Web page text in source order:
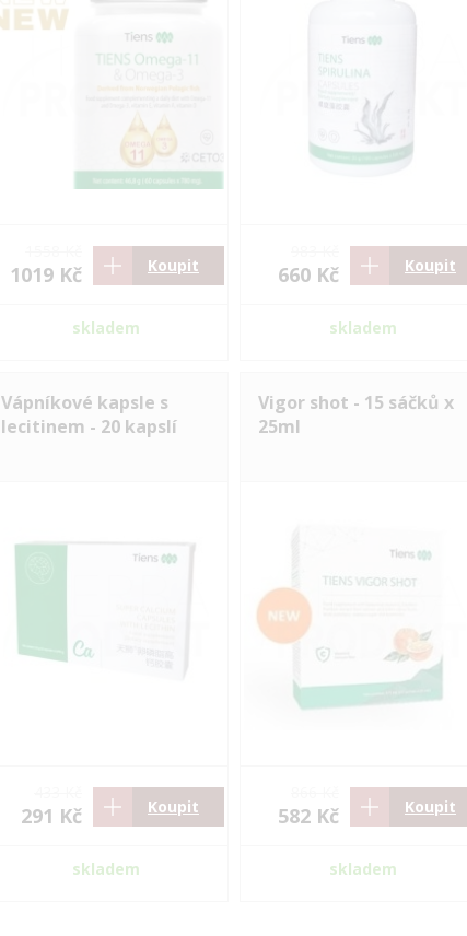
1019 Kč Koupit
skladem
660 Kč Koupit
skladem
Vápníkové kapsle s
lecitinem - 20 kapslí
291 Kč Koupit
skladem
Vigor shot - 15 sáčků x
25ml
582 Kč Koupit
skladem